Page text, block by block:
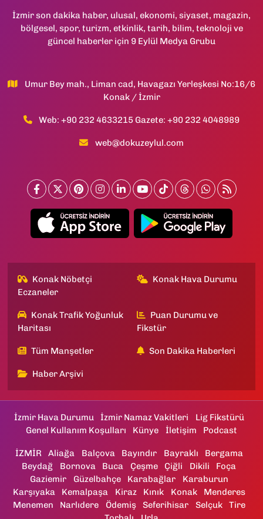
İzmir son dakika haber, ulusal, ekonomi, siyaset, magazin,
bölgesel, spor, turizm, etkinlik, tarih, bilim, teknoloji ve
güncel haberler için 9 Eylül Medya Grubu
Umur Bey mah., Liman cad, Havagazı Yerleşkesi No:16/6
Konak / İzmir
Web: +90 232 4633215 Gazete: +90 232 4048989
web@dokuzeylul.com
Konak Nöbetçi
Eczaneler
Konak Hava Durumu
Konak Trafik Yoğunluk
Haritası
Puan Durumu ve
Fikstür
Tüm Manşetler Son Dakika Haberleri
Haber Arşivi
İzmir Hava Durumu İzmir Namaz Vakitleri
Lig Fikstürü
Genel Kullanım Koşulları
Künye İletişim Podcast
İZMİR Aliağa Balçova Bayındır Bayraklı
Bergama
Beydağ
Bornova Buca Çeşme Çiğli Dikili
Foça
Gaziemir
Güzelbahçe Karabağlar
Karaburun
Karşıyaka
Kemalpaşa Kiraz Kınık Konak
Menderes
Menemen
Narlıdere Ödemiş Seferihisar Selçuk
Tire